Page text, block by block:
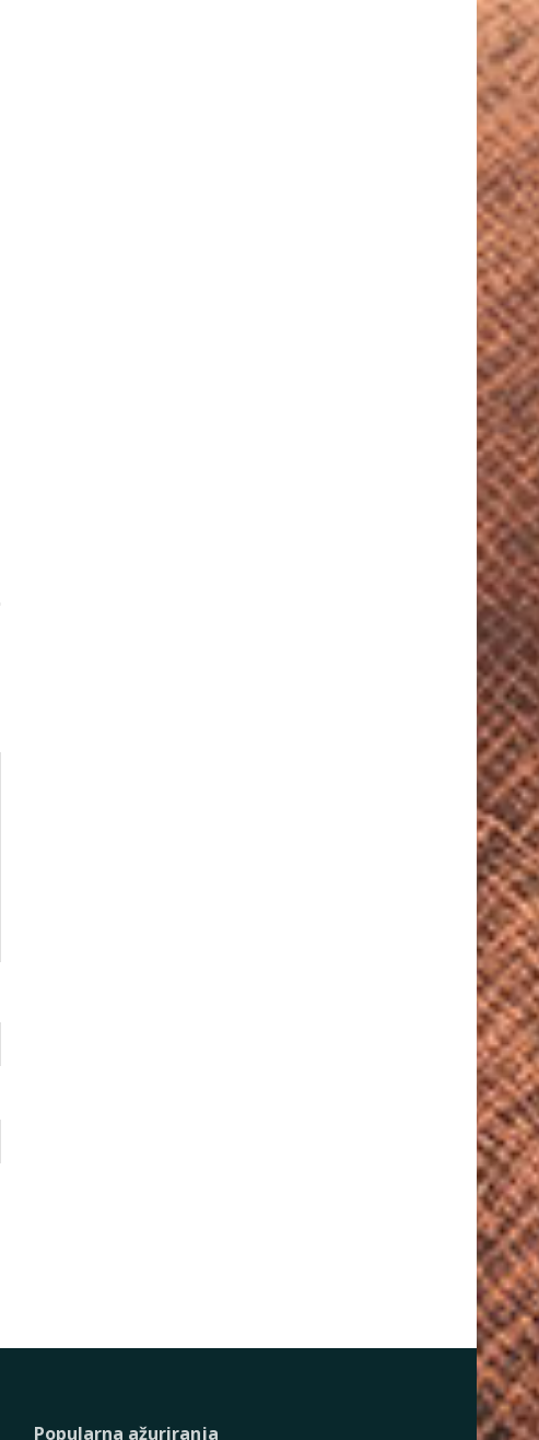
Popularna ažuriranja